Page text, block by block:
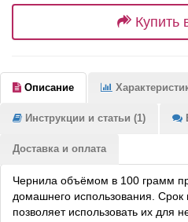
Купить
Описание
Инструкции и статьи (1)
Доставка и оплата
Чернила объёмом в 100 грамм
домашнего использования. Срок
позволяет использовать их для